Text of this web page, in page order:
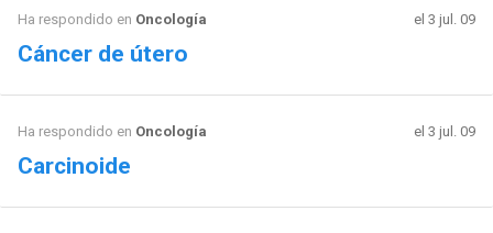
Ha respondido en Oncología el 3 jul. 09
Cáncer de útero
Ha respondido en Oncología el 3 jul. 09
Carcinoide